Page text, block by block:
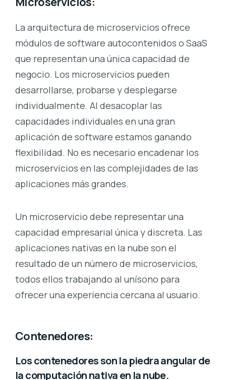
La arquitectura de microservicios ofrece
módulos de software autocontenidos o SaaS
que representan una única capacidad de
negocio. Los microservicios pueden
desarrollarse, probarse y desplegarse
individualmente. Al desacoplar las
capacidades individuales en una gran
aplicación de software estamos ganando
flexibilidad. No es necesario encadenar los
microservicios en las complejidades de las
aplicaciones más grandes.
Un microservicio debe representar una
capacidad empresarial única y discreta. Las
aplicaciones nativas en la nube son el
resultado de un número de microservicios,
todos ellos trabajando al unísono para
ofrecer una experiencia cercana al usuario.
Contenedores:
Los contenedores son la piedra angular de
la computación nativa en la nube.